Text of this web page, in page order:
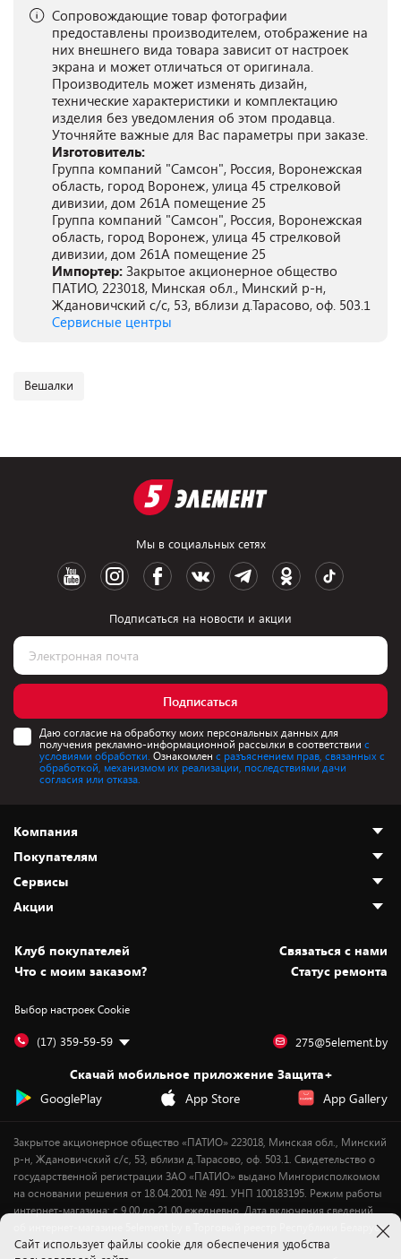
Сопровождающие товар фотографии
предоставлены производителем, отображение на
них внешнего вида товара зависит от настроек
экрана и может отличаться от оригинала.
Производитель может изменять дизайн,
технические характеристики и комплектацию
изделия без уведомления об этом продавца.
Уточняйте важные для Вас параметры при заказе.
Изготовитель:
Группа компаний "Самсон", Россия, Воронежская
область, город Воронеж, улица 45 стрелковой
дивизии, дом 261А помещение 25
Группа компаний "Самсон", Россия, Воронежская
область, город Воронеж, улица 45 стрелковой
дивизии, дом 261А помещение 25
Импортер: Закрытое акционерное общество
ПАТИО, 223018, Минская обл., Минский р-н,
Ждановичский с/с, 53, вблизи д.Тарасово, оф. 503.1
Сервисные центры
Вешалки
Мы в социальных сетях
Подписаться на новости и акции
Подписаться
Даю согласие на обработку моих персональных данных для
получения рекламно-информационной рассылки в соответствии с
условиями обработки. Ознакомлен с разъяснением прав, связанных с
обработкой, механизмом их реализации, последствиями дачи
согласия или отказа.
Компания
О нас
Адреса магазинов
Новости
Статьи и обзоры
Вакансии
Дай пять добру!
Покупателям
Как сделать заказ
Оплата и доставка
Юрлицам
Обмен и возврат товара
Обработка персональных данных
Подарочные карты
Сервисы
Установка техники
Для игровых консолей
Для мобильных устройств
Для компьютеров
Сервисные центры
Акции
Скидки и промокоды
Белорусские товары
Бонусы
Оплата частями
Новинки
Клуб покупателей
Cвязаться с нами
Что с моим заказом?
Статус ремонта
Выбор настроек Cookie
(17) 359-59-59 275@5element.by
Скачай мобильное приложение Защита+
GooglePlay
App Store App Gallery
Закрытое акционерное общество «ПАТИО» 223018, Минская обл., Минский
р-н, Ждановичский с/с, 53, вблизи д.Тарасово, оф. 503.1. Свидетельство о
государственной регистрации ЗАО «ПАТИО» выдано Мингорисполкомом
на основании решения от 18.04.2001 № 491. УНП 100183195. Режим работы
интернет-магазина: с 9.00 до 21.00 ежедневно. Дата включения сведений
об интернет-магазине 5element.by в Торговый реестр Республики Беларусь
- 11.04.2018, № регистрации 412542.
Cайт использует файлы cookie для обеспечения удобства